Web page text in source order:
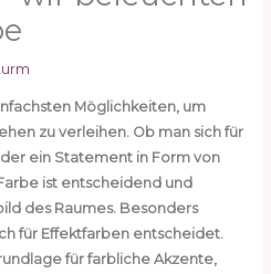
Möglichkeiten, um
zu verleihen. Ob man sich für
ein Statement in Form von
ist entscheidend und
des Raumes. Besonders
für Effektfarben entscheidet.
für farbliche Akzente,